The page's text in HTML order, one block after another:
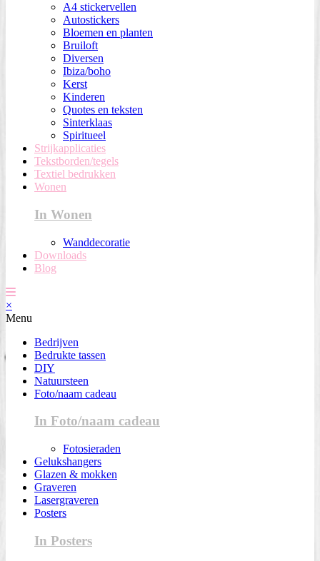
A4 stickervellen
Autostickers
Bloemen en planten
Bruiloft
Diversen
Ibiza/boho
Kerst
Kinderen
Quotes en teksten
Sinterklaas
Spiritueel
Strijkapplicaties
Tekstborden/tegels
Textiel bedrukken
Wonen
In Wonen
Wanddecoratie
Downloads
Blog
×
Menu
Bedrijven
Bedrukte tassen
DIY
Natuursteen
Foto/naam cadeau
In Foto/naam cadeau
Fotosieraden
Gelukshangers
Glazen & mokken
Graveren
Lasergraveren
Posters
In Posters